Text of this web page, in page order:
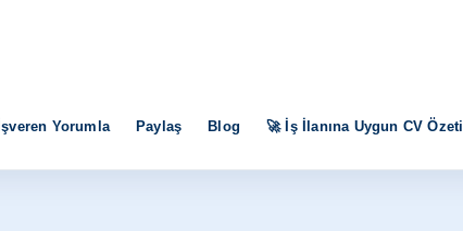
İşveren Yorumla Paylaş Blog 🚀 İş İlanına Uygun CV Özeti